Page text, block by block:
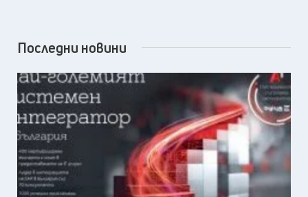
Последни новини